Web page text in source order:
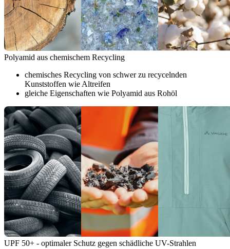
Polyamid aus chemischem Recycling
chemisches Recycling von schwer zu recycelnden
Kunststoffen wie Altreifen
gleiche Eigenschaften wie Polyamid aus Rohöl
UPF 50+ - optimaler Schutz gegen schädliche UV-Strahlen